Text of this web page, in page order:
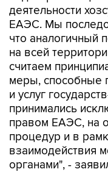
деятельности
ЕАЭС. Мы
что аналогичный
на всей
считаем
меры, способные
и услуг
принимались
правом ЕАЭС, на
процедур и в
взаимодействия
органами", -